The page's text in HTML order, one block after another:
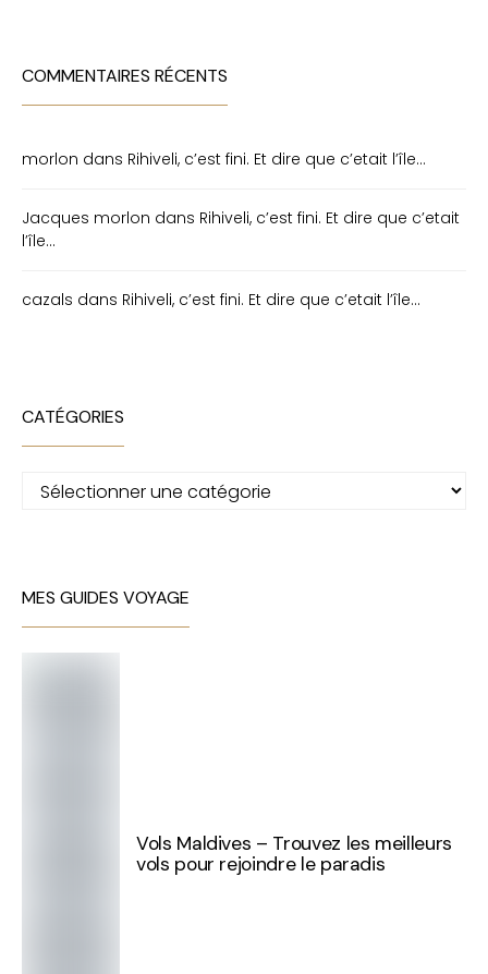
COMMENTAIRES RÉCENTS
morlon dans Rihiveli, c’est fini. Et dire que c’etait l’île…
Jacques morlon dans Rihiveli, c’est fini. Et dire que c’etait
l’île…
cazals dans Rihiveli, c’est fini. Et dire que c’etait l’île…
CATÉGORIES
Catégories
MES GUIDES VOYAGE
Vols Maldives – Trouvez les meilleurs
vols pour rejoindre le paradis